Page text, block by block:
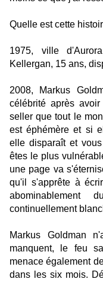
Quelle est cette
1975, ville
Kellergan, 15 ans,
2008, Markus
célébrité après
seller que tout le
est éphémère et si
elle disparaît et
êtes le plus
une page va
qu'il s'apprête à
abominablement
continuellement
Markus Goldman
manquent, le feu
menace également
dans les six mois.